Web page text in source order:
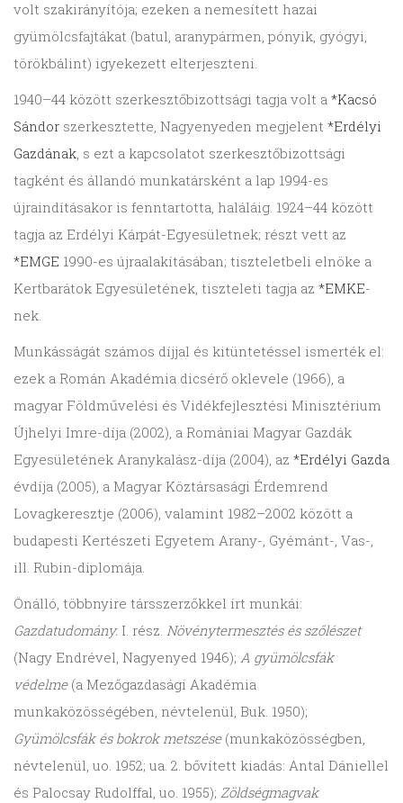
volt szakirányítója; ezeken a nemesített hazai
gyümölcsfajtákat (batul, aranypármen, pónyik, gyógyi,
törökbálint) igyekezett elterjeszteni.
1940–44 között szerkesztőbizottsági tagja volt a *Kacsó
Sándor szerkesztette, Nagyenyeden megjelent *Erdélyi
Gazdának, s ezt a kapcsolatot szerkesztőbizottsági
tagként és állandó munkatársként a lap 1994-es
újraindításakor is fenntartotta, haláláig. 1924–44 között
tagja az Erdélyi Kárpát-Egyesületnek; részt vett az
*EMGE 1990-es újraalakításában; tiszteletbeli elnöke a
Kertbarátok Egyesületének, tiszteleti tagja az *EMKE-
nek.
Munkásságát számos díjjal és kitüntetéssel ismerték el:
ezek a Román Akadémia dicsérő oklevele (1966), a
magyar Földművelési és Vidékfejlesztési Minisztérium
Újhelyi Imre-díja (2002), a Romániai Magyar Gazdák
Egyesületének Aranykalász-díja (2004), az *Erdélyi Gazda
évdíja (2005), a Magyar Köztársasági Érdemrend
Lovagkeresztje (2006), valamint 1982–2002 között a
budapesti Kertészeti Egyetem Arany-, Gyémánt-, Vas-,
ill. Rubin-diplomája.
Önálló, többnyire társszerzőkkel írt munkái:
Gazdatudomány. I. rész. Növénytermesztés és szőlészet
(Nagy Endrével, Nagyenyed 1946); A gyümölcsfák
védelme(a Mezőgazdasági Akadémia
munkaközösségében, névtelenül, Buk. 1950);
Gyümölcsfák és bokrok metszése(munkaközösségben,
névtelenül, uo. 1952; ua. 2. bővített kiadás: Antal Dániellel
és Palocsay Rudolffal, uo. 1955); Zöldségmagvak